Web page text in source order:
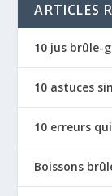
ARTICLES
10 jus brûle-
10 astuces
10 erreurs
Boissons